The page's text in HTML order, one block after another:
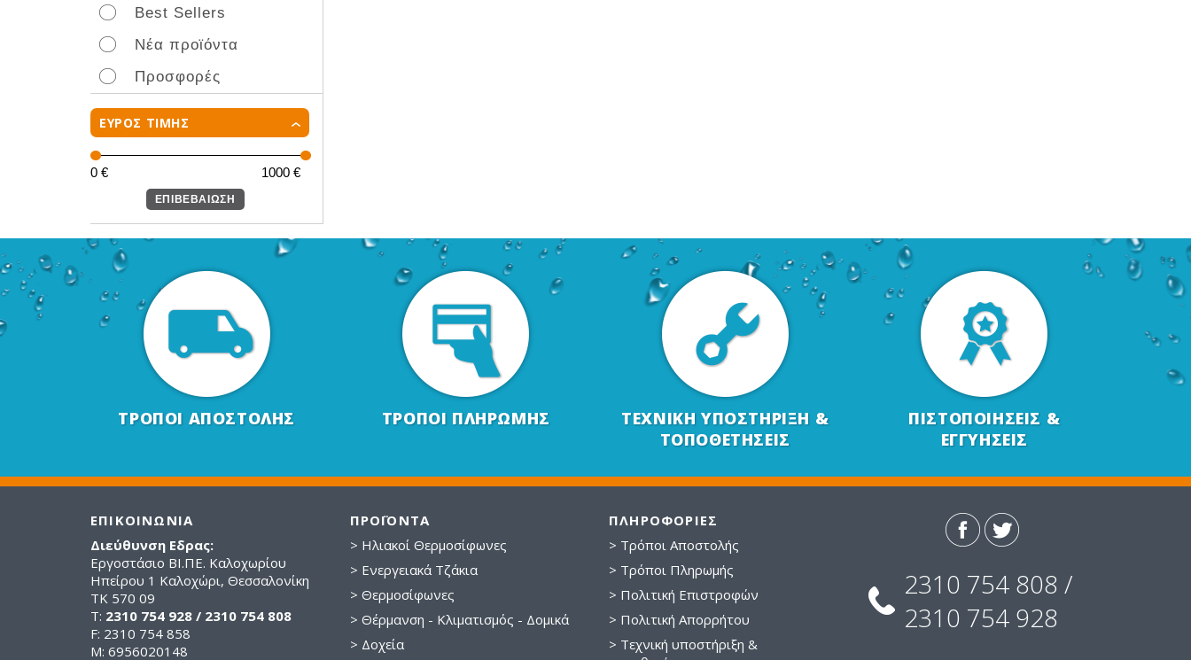
Best Sellers
Νέα προϊόντα
Προσφορές
ΕΥΡΟΣ ΤΙΜΗΣ
0 € 1000€
ΕΠΙΒΕΒΑΙΩΣΗ
ΤΡΟΠΟΙ ΑΠΟΣΤΟΛΗΣ ΤΡΟΠΟΙ ΠΛΗΡΩΜΗΣ
ΤΕΧΝΙΚΗ ΥΠΟΣΤΗΡΙΞΗ &
ΤΟΠΟΘΕΤΗΣΕΙΣ
ΠΙΣΤΟΠΟΙΗΣΕΙΣ &
ΕΓΓΥΗΣΕΙΣ
ΕΠΙΚΟΙΝΩΝΙΑ
Διεύθυνση Εδρας:
Εργοστάσιο ΒΙ.ΠΕ. Καλοχωρίου
Ηπείρου 1 Καλοχώρι, Θεσσαλονίκη
ΤΚ 570 09
Τ: 2310 754 928 / 2310 754 808
F: 2310 754 858
M: 6956020148
ΠΡΟΪΟΝΤΑ
> Ηλιακοί Θερμοσίφωνες
> Ενεργειακά Τζάκια
> Θερμοσίφωνες
> Θέρμανση - Κλιματισμός - Δομικά
> Δοχεία
ΠΛΗΡΟΦΟΡΙΕΣ
> Τρόποι Αποστολής
> Τρόποι Πληρωμής
> Πολιτική Επιστροφών
> Πολιτική Απορρήτου
> Τεχνική υποστήριξη &
2310 754 808 /
2310 754 928